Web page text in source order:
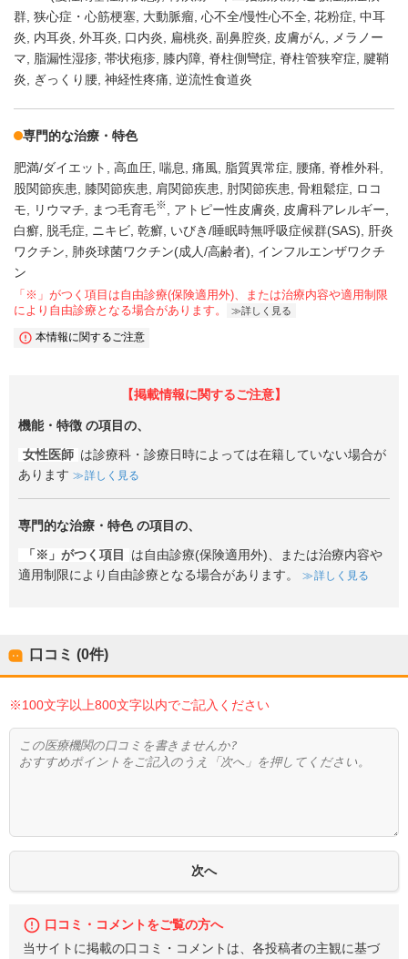
群 狭心症・心筋梗塞 大動脈瘤 心不全/慢性心不全 花粉症 中耳
炎
内耳炎 外耳炎 口内炎 扁桃炎 副鼻腔炎 皮膚がん
メラノー
マ
脂漏性湿疹 帯状疱疹 膝内障 脊柱側彎症 脊柱管狭窄症
腱鞘
炎
ぎっくり腰 神経性疼痛 逆流性食道炎
専門的な治療・特色
肥満/ダイエット 高血圧 喘息 痛風 脂質異常症 腰痛
脊椎外科
股関節疾患
膝関節疾患 肩関節疾患 肘関節疾患 骨粗鬆症
ロコ
モ
リウマチ まつ毛育毛※ アトピー性皮膚炎
皮膚科アレルギー
白癬 脱毛症 ニキビ 乾癬 いびき/睡眠時無呼吸症候群(SAS)
肝炎
ワクチン
肺炎球菌ワクチン(成人/高齢者)
インフルエンザワクチ
ン
「※」がつく項目は自由診療(保険適用外)、または治療内容や適用制限
により自由診療となる場合があります。
詳しく見る
本情報に関するご注意
【掲載情報に関するご注意】
機能・特徴 の項目の、
女性医師 は診療科・診療日時によっては在籍していない場合が
あります
詳しく見る
専門的な治療・特色の項目の、
「※」がつく項目
は自由診療(保険適用外)、または治療内容や
適用制限により自由診療となる場合があります。
詳しく見る
口コミ (0件)
※100文字以上800文字以内でご記入ください
口コミ・コメントをご覧の方へ
当サイトに掲載の口コミ・コメントは、各投稿者の主観に基づ